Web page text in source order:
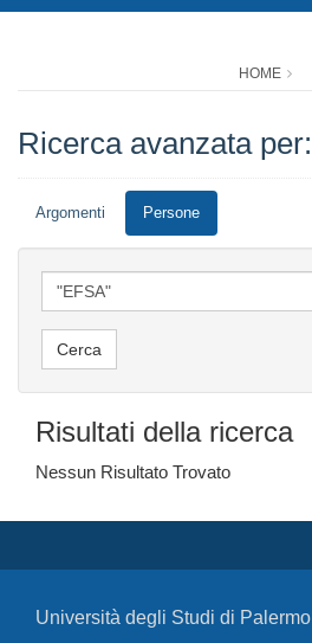
HOME
Ricerca avanzata per:
Argomenti Persone
Risultati della ricerca
Nessun Risultato Trovato
Università degli Studi di Palermo